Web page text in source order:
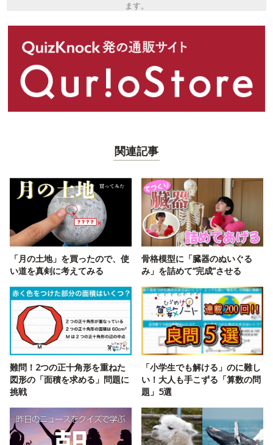
ます。
関連記事
「月の土地」を買ったので、使
い道を真剣に考えてみる
骨格模型に「臓器のぬいぐる
み」を詰めて“完成”させる
難問！2つの正十角形を重ねた
図形の「面積を求める」問題に
挑戦
「小学生でも解ける」のに難し
い！大人も手こずる「算数の問
題」5選